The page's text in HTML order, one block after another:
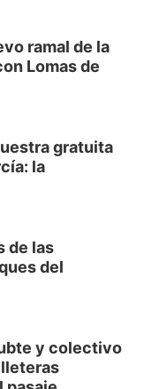
ramal de la
Lomas de
gratuita
la
de las
del
y colectivo